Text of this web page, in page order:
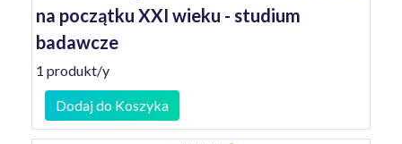
na początku XXI wieku - studium
badawcze
1 produkt/y
Dodaj do Koszyka